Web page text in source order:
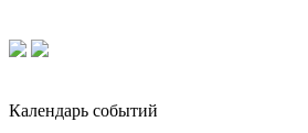
Календарь событий